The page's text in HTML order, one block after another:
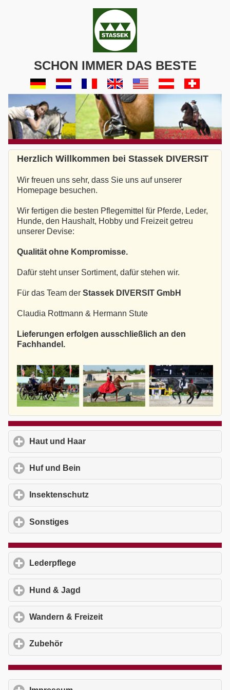
SCHON IMMER DAS BESTE
Herzlich Willkommen bei Stassek DIVERSIT
Wir freuen uns sehr, dass Sie uns auf unserer
Homepage besuchen.
Wir fertigen die besten Pflegemittel für Pferde, Leder,
Hunde, den Haushalt, Hobby und Freizeit getreu
unserer Devise:
Qualität ohne Kompromisse.
Dafür steht unser Sortiment, dafür stehen wir.
Für das Team der Stassek DIVERSIT GmbH
Claudia Rottmann & Hermann Stute
Lieferungen erfolgen ausschließlich an den
Fachhandel.
Haut und Haar
Huf und Bein
Insektenschutz
Sonstiges
Lederpflege
Hund & Jagd
Wandern & Freizeit
Zubehör